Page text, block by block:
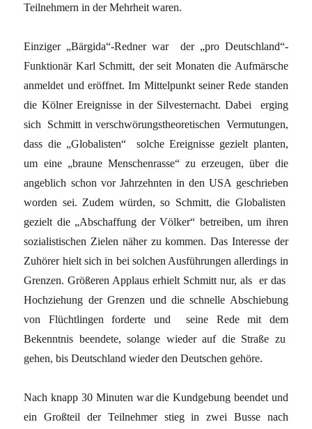
Teilnehmern in der Mehrheit waren.
Einziger „Bärgida“-Redner war der „pro Deutschland“-
Funktionär Karl Schmitt, der seit Monaten die Aufmärsche
anmeldet und eröffnet. Im Mittelpunkt seiner Rede standen
die Kölner Ereignisse in der Silvesternacht. Dabei erging
sich Schmitt in verschwörungstheoretischen Vermutungen,
dass die „Globalisten“ solche Ereignisse gezielt planten,
um eine „braune Menschenrasse“ zu erzeugen, über die
angeblich schon vor Jahrzehnten in den USA geschrieben
worden sei. Zudem würden, so Schmitt, die Globalisten
gezielt die „Abschaffung der Völker“ betreiben, um ihren
sozialistischen Zielen näher zu kommen. Das Interesse der
Zuhörer hielt sich in bei solchen Ausführungen allerdings in
Grenzen. Größeren Applaus erhielt Schmitt nur, als er das
Hochziehung der Grenzen und die schnelle Abschiebung
von Flüchtlingen forderte und seine Rede mit dem
Bekenntnis beendete, solange wieder auf die Straße zu
gehen, bis Deutschland wieder den Deutschen gehöre.
Nach knapp 30 Minuten war die Kundgebung beendet und
ein Großteil der Teilnehmer stieg in zwei Busse nach